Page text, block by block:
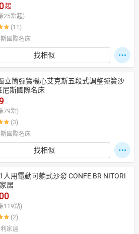
起
25點起)
(11)
國際名床
找相似
立筒彈簧機心艾克斯五段式調整彈簧沙
尼斯國際名床
79點)
(3)
國際名床
找相似
用電動可躺式沙發 CONFE BR NITORI
居
119點)
(2)
家居